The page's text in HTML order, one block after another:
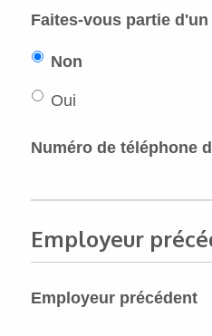
Faites-vous partie
Non
Oui
Numéro de téléphone
Employeur
Employeur précédent